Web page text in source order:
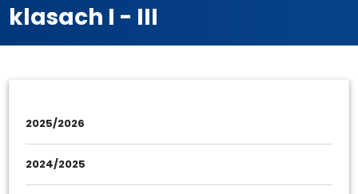
klasach I - III
2025/2026
2024/2025